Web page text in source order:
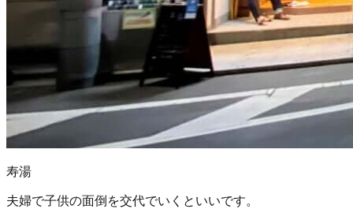
寿湯
夫婦で子供の面倒を交代でいくといいです。